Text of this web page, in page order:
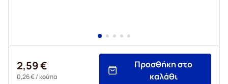
2,59 €
0,26 €/ κούπα
Προσθήκη στο
καλάθι